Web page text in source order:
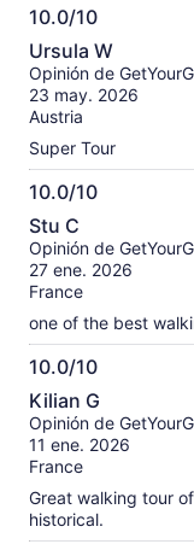
10.0/10
10.0
de
10
Ursula W
Opinión de
23 may. 2026
Austria
Super Tour
10.0/10
10.0
de
10
Stu C
Opinión de
27 ene. 2026
France
one of the best
10.0/10
10.0
de
10
Kilian G
Opinión de
11 ene. 2026
France
Great walking tour
historical.